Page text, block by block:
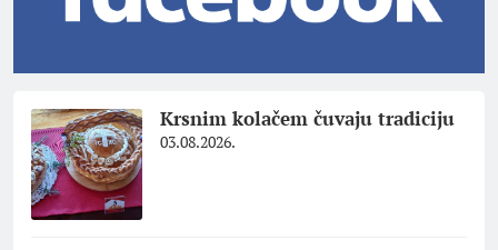
Krsnim kolačem čuvaju tradiciju
03.08.2026.